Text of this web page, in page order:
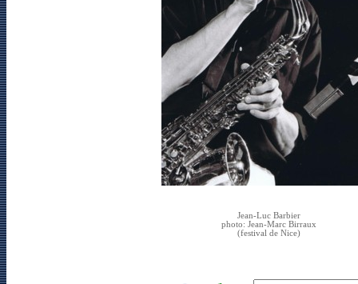
Jean-Luc Barbier
photo: Jean-Marc Birraux
(festival de Nice)